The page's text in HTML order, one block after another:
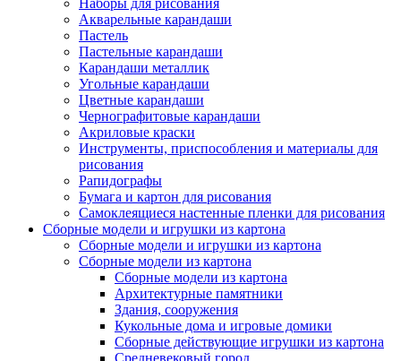
Наборы для рисования
Акварельные карандаши
Пастель
Пастельные карандаши
Карандаши металлик
Угольные карандаши
Цветные карандаши
Чернографитовые карандаши
Акриловые краски
Инструменты, приспособления и материалы для
рисования
Рапидографы
Бумага и картон для рисования
Самоклеящиеся настенные пленки для рисования
Сборные модели и игрушки из картона
Сборные модели и игрушки из картона
Сборные модели из картона
Сборные модели из картона
Архитектурные памятники
Здания, сооружения
Кукольные дома и игровые домики
Сборные действующие игрушки из картона
Средневековый город